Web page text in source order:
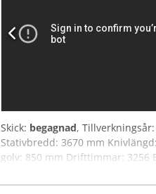
Skick: begagnad, Tillverkningsår:
Stativbredd: 3670 mm
golv: 850 mm Drifttimmar: 3256
Icnfex Anvef Maskinvikt ca:
Klippgapbelysning Hydraulisk